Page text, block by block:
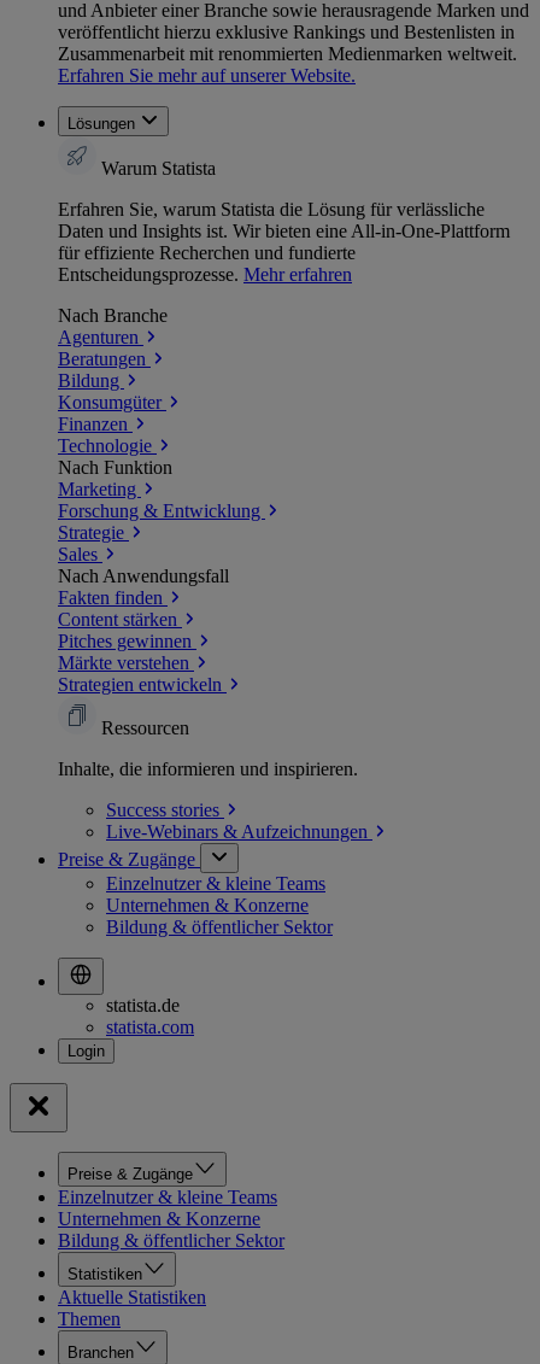
und Anbieter einer Branche sowie herausragende Marken und
veröffentlicht hierzu exklusive Rankings und Bestenlisten in
Zusammenarbeit mit renommierten Medienmarken weltweit.
Erfahren Sie mehr auf unserer Website.
Lösungen
Warum Statista
Erfahren Sie, warum Statista die Lösung für verlässliche
Daten und Insights ist. Wir bieten eine All-in-One-Plattform
für effiziente Recherchen und fundierte
Entscheidungsprozesse. Mehr erfahren
Nach Branche
Agenturen
Beratungen
Bildung
Konsumgüter
Finanzen
Technologie
Nach Funktion
Marketing
Forschung & Entwicklung
Strategie
Sales
Nach Anwendungsfall
Fakten finden
Content stärken
Pitches gewinnen
Märkte verstehen
Strategien entwickeln
Ressourcen
Inhalte, die informieren und inspirieren.
Success stories
Live-Webinars & Aufzeichnungen
Preise & Zugänge
Einzelnutzer & kleine Teams
Unternehmen & Konzerne
Bildung & öffentlicher Sektor
statista.de
statista.com
Preise & Zugänge
Einzelnutzer & kleine Teams
Unternehmen & Konzerne
Bildung & öffentlicher Sektor
Statistiken
Aktuelle Statistiken
Themen
Branchen